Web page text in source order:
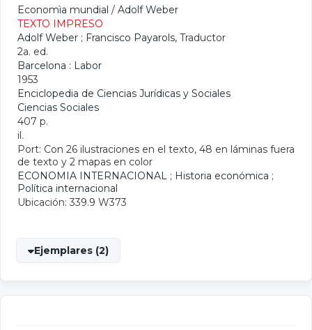
Economìa mundial / Adolf Weber
TEXTO IMPRESO
Adolf Weber ; Francisco Payarols, Traductor
2a. ed.
Barcelona : Labor
1953
Enciclopedia de Ciencias Jurídicas y Sociales
Ciencias Sociales
407 p.
il.
Port: Con 26 ilustraciones en el texto, 48 en láminas fuera
de texto y 2 mapas en color
ECONOMIA INTERNACIONAL ; Historia económica ;
Política internacional
Ubicación: 339.9 W373
Ejemplares (2)